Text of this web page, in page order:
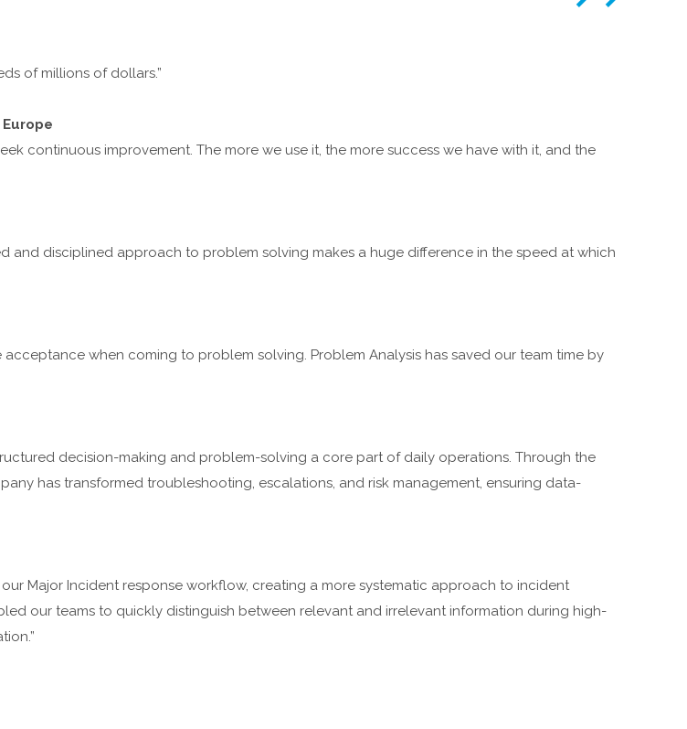
of millions of dollars.”
continuous improvement. The more we use it, the more success we have with it, and the
and disciplined approach to problem solving makes a huge difference in the speed at which
acceptance when coming to problem solving. Problem Analysis has saved our team time by
decision-making and problem-solving a core part of daily operations. Through the
has transformed troubleshooting, escalations, and risk management, ensuring data-
Major Incident response workflow, creating a more systematic approach to incident
our teams to quickly distinguish between relevant and irrelevant information during high-